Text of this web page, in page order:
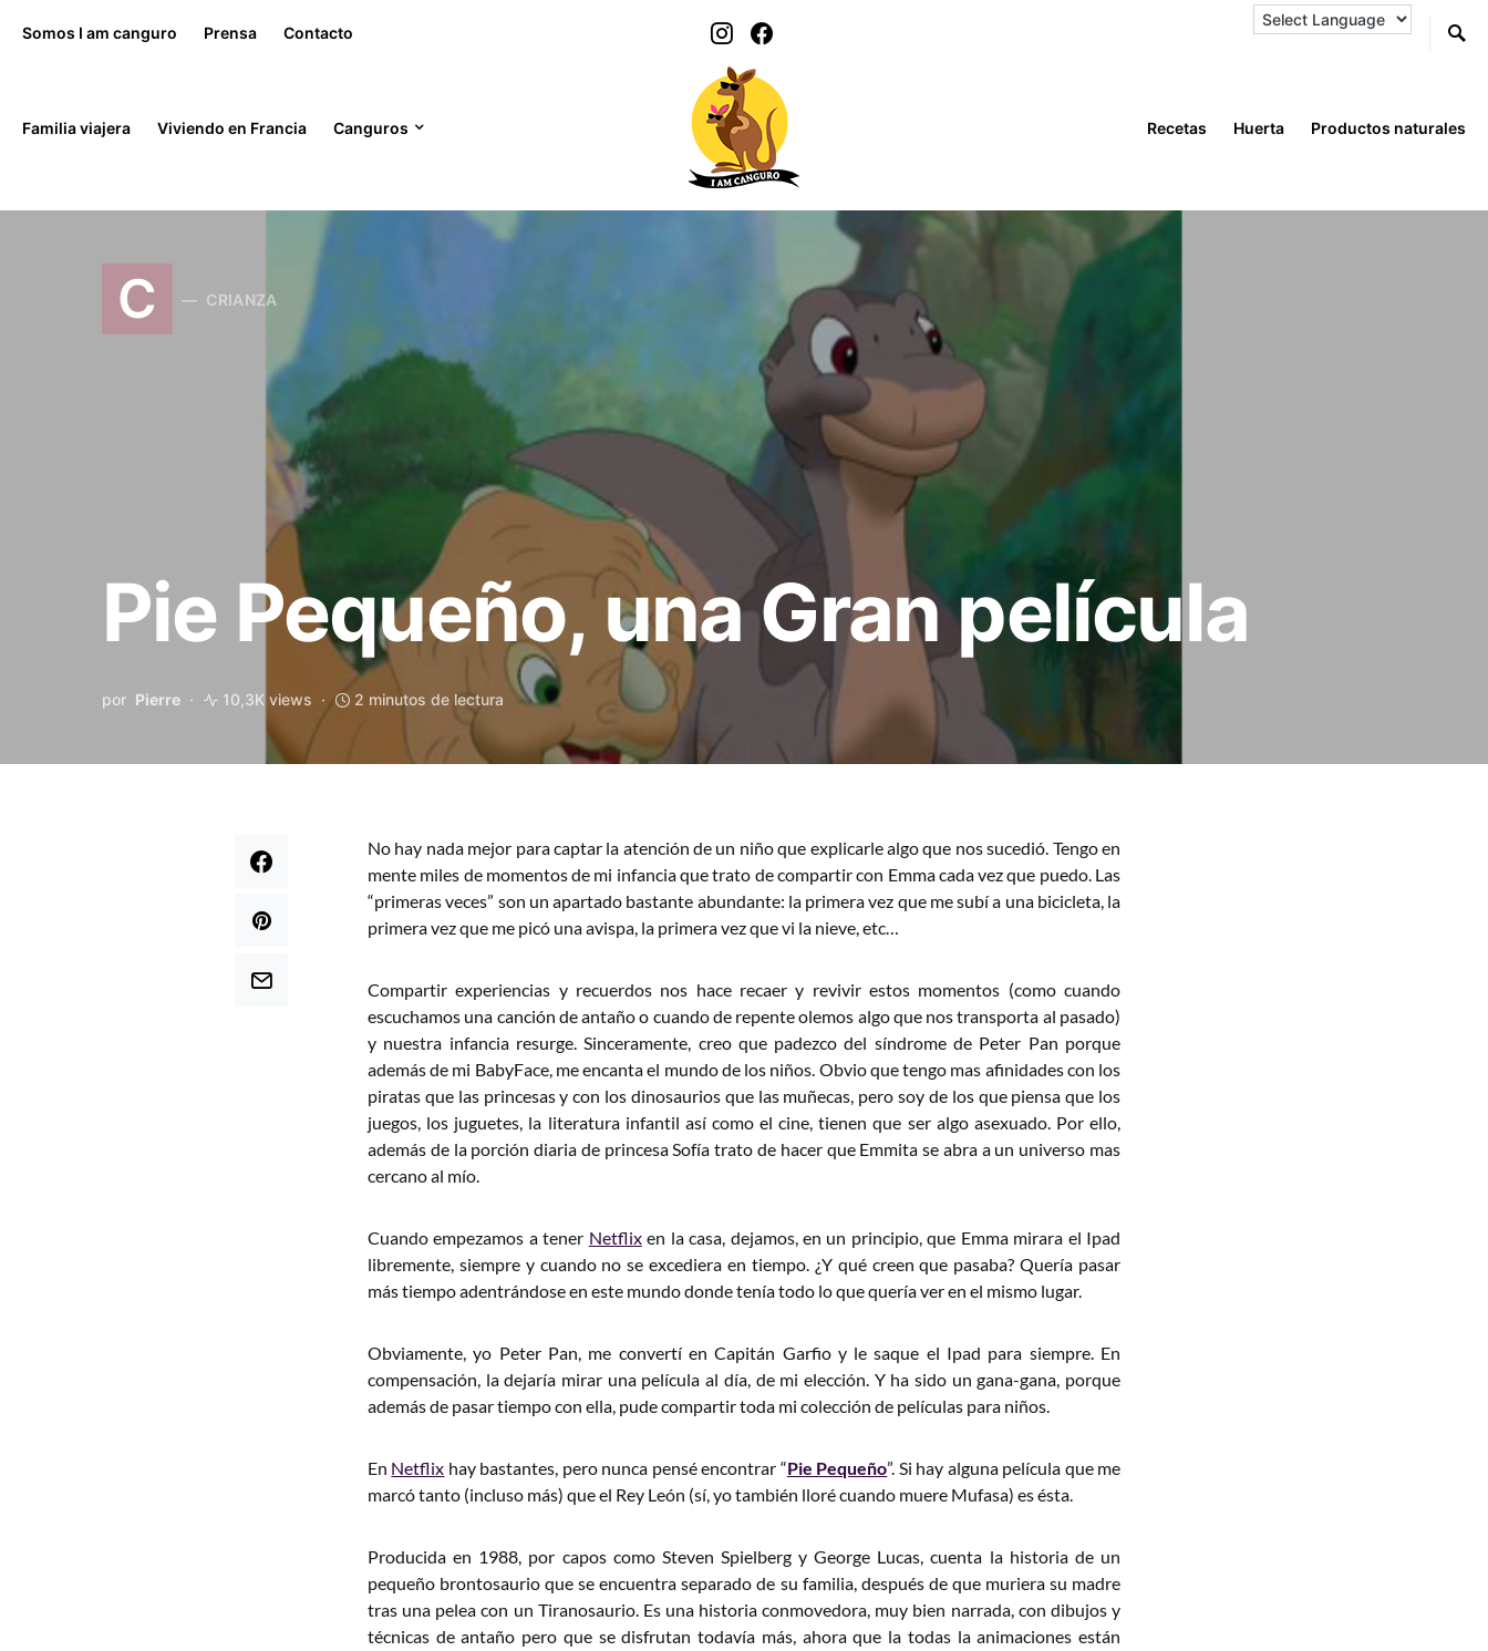
Somos I am canguro Prensa Contacto
Search for:
Familia viajera Viviendo en Francia Canguros Recetas Huerta Productos naturales
C CRIANZA
Pie Pequeño, una Gran película
por Pierre 10,3K views 2 minutos de lectura
No hay nada mejor para captar la atención de un niño que explicarle algo que nos sucedió. Tengo en
mente miles de momentos de mi infancia que trato de compartir con Emma cada vez que puedo. Las
“primeras veces” son un apartado bastante abundante: la primera vez que me subí a una bicicleta, la
primera vez que me picó una avispa, la primera vez que vi la nieve, etc…
Compartir experiencias y recuerdos nos hace recaer y revivir estos momentos (como cuando
escuchamos una canción de antaño o cuando de repente olemos algo que nos transporta al pasado)
y nuestra infancia resurge. Sinceramente, creo que padezco del síndrome de Peter Pan porque
además de mi BabyFace, me encanta el mundo de los niños. Obvio que tengo mas afinidades con los
piratas que las princesas y con los dinosaurios que las muñecas, pero soy de los que piensa que los
juegos, los juguetes, la literatura infantil así como el cine, tienen que ser algo asexuado. Por ello,
además de la porción diaria de princesa Sofía trato de hacer que Emmita se abra a un universo mas
cercano al mío.
Cuando empezamos a tener Netflixen la casa, dejamos, en un principio, que Emma mirara el Ipad
libremente, siempre y cuando no se excediera en tiempo. ¿Y qué creen que pasaba? Quería pasar
más tiempo adentrándose en este mundo donde tenía todo lo que quería ver en el mismo lugar.
Obviamente, yo Peter Pan, me convertí en Capitán Garfio y le saque el Ipad para siempre. En
compensación, la dejaría mirar una película al día, de mi elección. Y ha sido un gana-gana, porque
además de pasar tiempo con ella, pude compartir toda mi colección de películas para niños.
En Netflix hay bastantes, pero nunca pensé encontrar “Pie Pequeño”. Si hay alguna película que me
marcó tanto (incluso más) que el Rey León (sí, yo también lloré cuando muere Mufasa) es ésta.
Producida en 1988, por capos como Steven Spielberg y George Lucas, cuenta la historia de un
pequeño brontosaurio que se encuentra separado de su familia, después de que muriera su madre
tras una pelea con un Tiranosaurio. Es una historia conmovedora, muy bien narrada, con dibujos y
técnicas de antaño pero que se disfrutan todavía más, ahora que la todas la animaciones están